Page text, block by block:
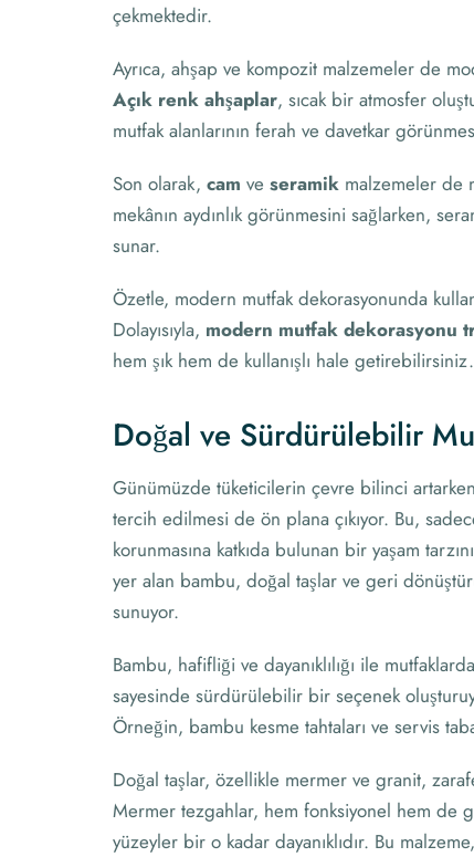
çekmektedir.
Ayrıca, ahşap ve kompozit malzemeler de
Açık renk ahşaplar, sıcak bir atmosfer
mutfak alanlarının ferah ve davetkar
Son olarak, cam ve seramik malzemeler de
mekânın aydınlık görünmesini sağlarken,
sunar.
Özetle, modern mutfak dekorasyonunda
Dolayısıyla, modern mutfak dekorasyonu
hem şık hem de kullanışlı hale getirebilirsiniz.
Doğal ve Sürdürülebilir
Günümüzde tüketicilerin çevre bilinci
tercih edilmesi de ön plana çıkıyor. Bu,
korunmasına katkıda bulunan bir yaşam tarzını
yer alan bambu, doğal taşlar ve geri
sunuyor.
Bambu, hafifliği ve dayanıklılığı ile
sayesinde sürdürülebilir bir seçenek
Örneğin, bambu kesme tahtaları ve servis
Doğal taşlar, özellikle mermer ve granit,
Mermer tezgahlar, hem fonksiyonel hem de
yüzeyler bir o kadar dayanıklıdır. Bu